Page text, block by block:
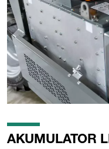
AKUMULATOR